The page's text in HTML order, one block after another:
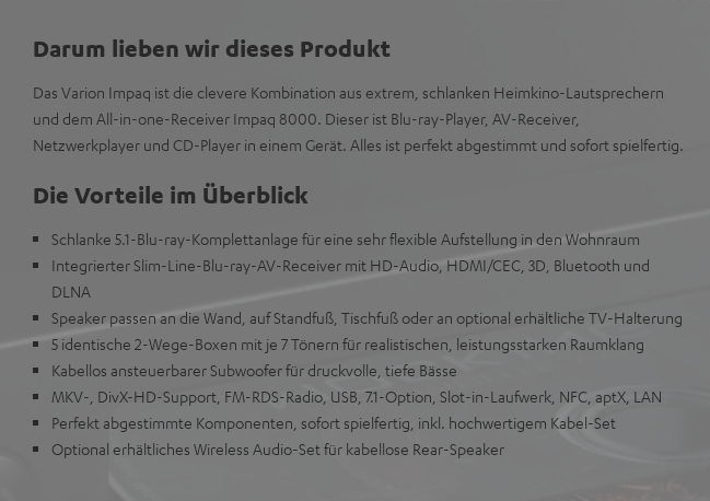
Darum lieben wir dieses Produkt
Das Varion Impaq ist die clevere Kombination aus extrem, schlanken Heimkino-Lautsprechern
und dem All-in-one-Receiver Impaq 8000. Dieser ist Blu-ray-Player, AV-Receiver,
Netzwerkplayer und CD-Player in einem Gerät. Alles ist perfekt abgestimmt und sofort spielfertig.
Die Vorteile im Überblick
Schlanke 5.1-Blu-ray-Komplettanlage für eine sehr flexible Aufstellung in den Wohnraum
Integrierter Slim-Line-Blu-ray-AV-Receiver mit HD-Audio, HDMI/CEC, 3D, Bluetooth und
DLNA
Speaker passen an die Wand, auf Standfuß, Tischfuß oder an optional erhältliche TV-Halterung
5 identische 2-Wege-Boxen mit je 7 Tönern für realistischen, leistungsstarken Raumklang
Kabellos ansteuerbarer Subwoofer für druckvolle, tiefe Bässe
MKV-, DivX-HD-Support, FM-RDS-Radio, USB, 7.1-Option, Slot-in-Laufwerk, NFC, aptX, LAN
Perfekt abgestimmte Komponenten, sofort spielfertig, inkl. hochwertigem Kabel-Set
Optional erhältliches Wireless Audio-Set für kabellose Rear-Speaker